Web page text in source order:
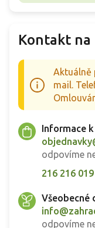
Kontakt na
Aktuálně
mail.
Informace
odpovíme
216 216 019
Všeobecné
odpovíme